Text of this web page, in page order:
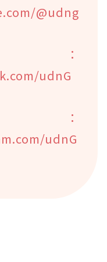
@udng
udnG
udnG